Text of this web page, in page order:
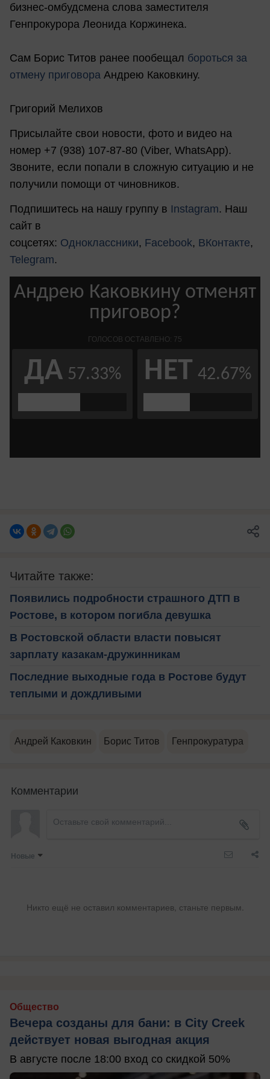
бизнес-омбудсмена слова заместителя
Генпрокурора Леонида Коржинека.
Сам Борис Титов ранее пообещал бороться за
отмену приговора Андрею Каковкину.
Григорий Мелихов
Присылайте свои новости, фото и видео на
номер +7 (938) 107-87-80 (Viber, WhatsApp).
Звоните, если попали в сложную ситуацию и не
получили помощи от чиновников.
Подпишитесь на нашу группу в Instagram. Наш
сайт в
соцсетях: Одноклассники, Facebook, ВКонтакте,
Telegram.
Читайте также:
Появились подробности страшного ДТП в
Ростове, в котором погибла девушка
В Ростовской области власти повысят
зарплату казакам-дружинникам
Последние выходные года в Ростове будут
теплыми и дождливыми
Андрей Каковкин Борис Титов Генпрокуратура
Комментарии
Новые
Никто ещё не оставил комментариев, станьте первым.
Общество
Вечера созданы для бани: в City Creek
действует новая выгодная акция
В августе после 18:00 вход со скидкой 50%